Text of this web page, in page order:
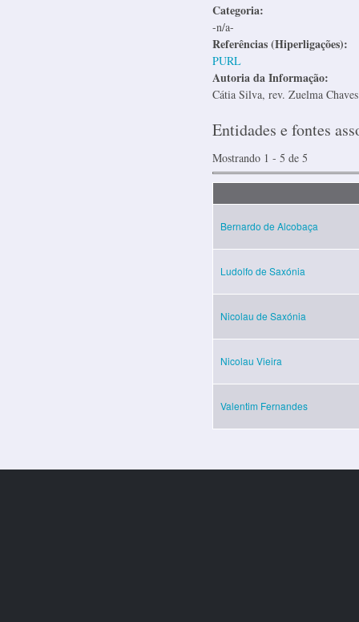
Categoria:
-n/a-
Referências (Hiperligações):
PURL
Autoria da Informação:
Cátia Silva, rev. Zuelma Chaves
Entidades e fontes
Mostrando 1 - 5 de 5
Bernardo de Alcobaça
Ludolfo de Saxónia
Nicolau de Saxónia
Nicolau Vieira
Valentim Fernandes